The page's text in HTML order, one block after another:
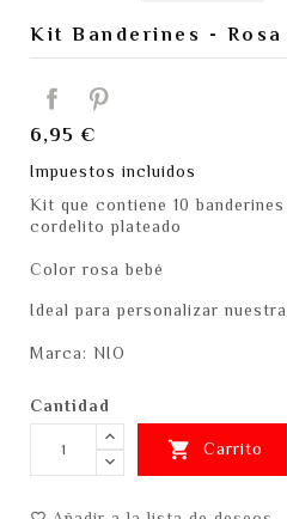
Kit Banderines - Rosa
6,95 €
Impuestos incluidos
Kit que contiene 10
cordelito plateado
Color rosa bebé
Ideal para personalizar
Marca: NIO
Cantidad
 Carrito